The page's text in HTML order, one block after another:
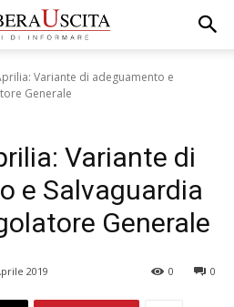
Variante di adeguamento e
Generale
Variante di
e Salvaguardia
Generale
2019 0
0